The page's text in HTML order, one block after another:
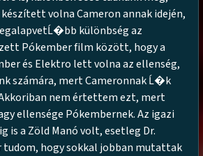
volna Cameron annak idején,
különbség az
Pókember film között, hogy a
és Elektro lett volna az ellenség,
számára, mert Cameronnak Ĺ�k
nem értettem ezt, mert
ellensége Pókembernek. Az igazi
is a Zöld Manó volt, esetleg Dr.
tudom, hogy sokkal jobban mutattak